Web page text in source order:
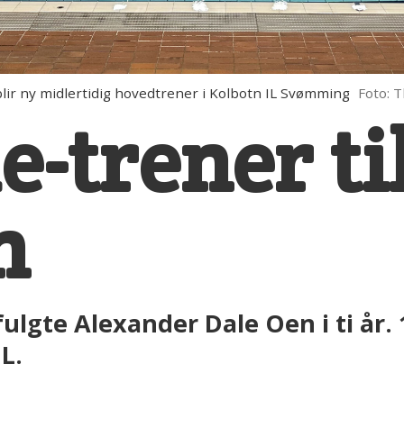
ny midlertidig hovedtrener i Kolbotn IL Svømming Foto:
trener
Alexander Dale Oen i ti